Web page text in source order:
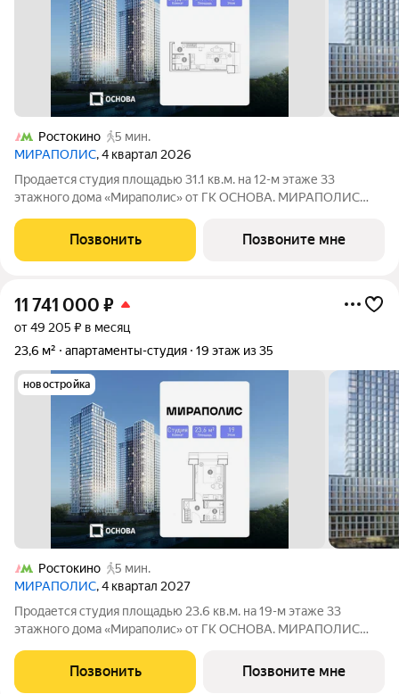
Ростокино
5 мин.
МИРАПОЛИС, 4 квартал 2026
Продается студия площадью 31.1 кв.м. на 12-м этаже 33
этажного дома «Мираполис» от ГК ОСНОВА. МИРАПОЛИС
отдыха и жизни. Проект состоит из четырех башен с
авторскими стеклянными фасадами и
Позвонить Позвоните мне
11 741 000 ₽
от 49 205 ₽ в месяц
23,6 м²
апартаменты-студия 19 этаж из 35
новостройка
Ростокино
5 мин.
МИРАПОЛИС, 4 квартал 2027
Продается студия площадью 23.6 кв.м. на 19-м этаже 33
этажного дома «Мираполис» от ГК ОСНОВА. МИРАПОЛИС
отдыха и жизни. Проект состоит из четырех башен с
авторскими стеклянными фасадами и
Позвонить Позвоните мне